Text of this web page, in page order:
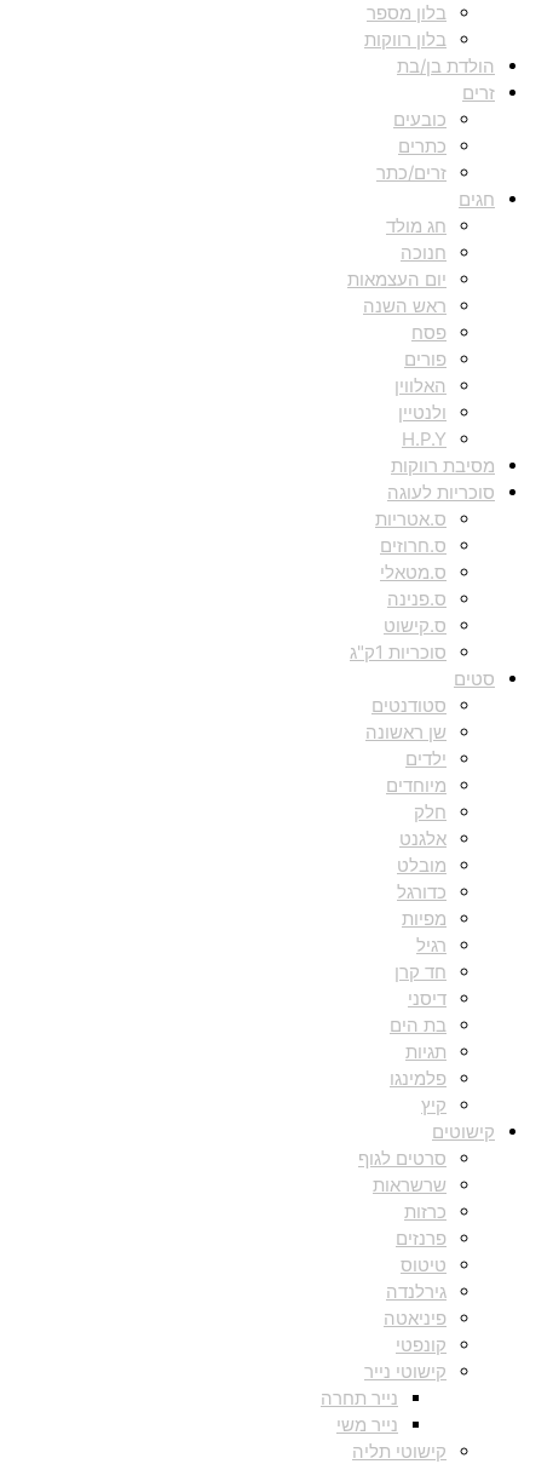
בלון מספר
בלון רווקות
הולדת בן/בת
זרים
כובעים
כתרים
זרים/כתר
חגים
חג מולד
חנוכה
יום העצמאות
ראש השנה
פסח
פורים
האלווין
ולנטיין
H.P.Y
מסיבת רווקות
סוכריות לעוגה
ס.אטריות
ס.חרוזים
ס.מטאלי
ס.פנינה
ס.קישוט
סוכריות 1ק"ג
סטים
סטודנטים
שן ראשונה
ילדים
מיוחדים
חלק
אלגנט
מובלט
כדורגל
מפיות
רגיל
חד קרן
דיסני
בת הים
תגיות
פלמינגו
קיץ
קישוטים
סרטים לגוף
שרשראות
כרזות
פרנזים
טיטוס
גירלנדה
פיניאטה
קונפטי
קישוטי נייר
נייר תחרה
נייר משי
קישוטי תליה